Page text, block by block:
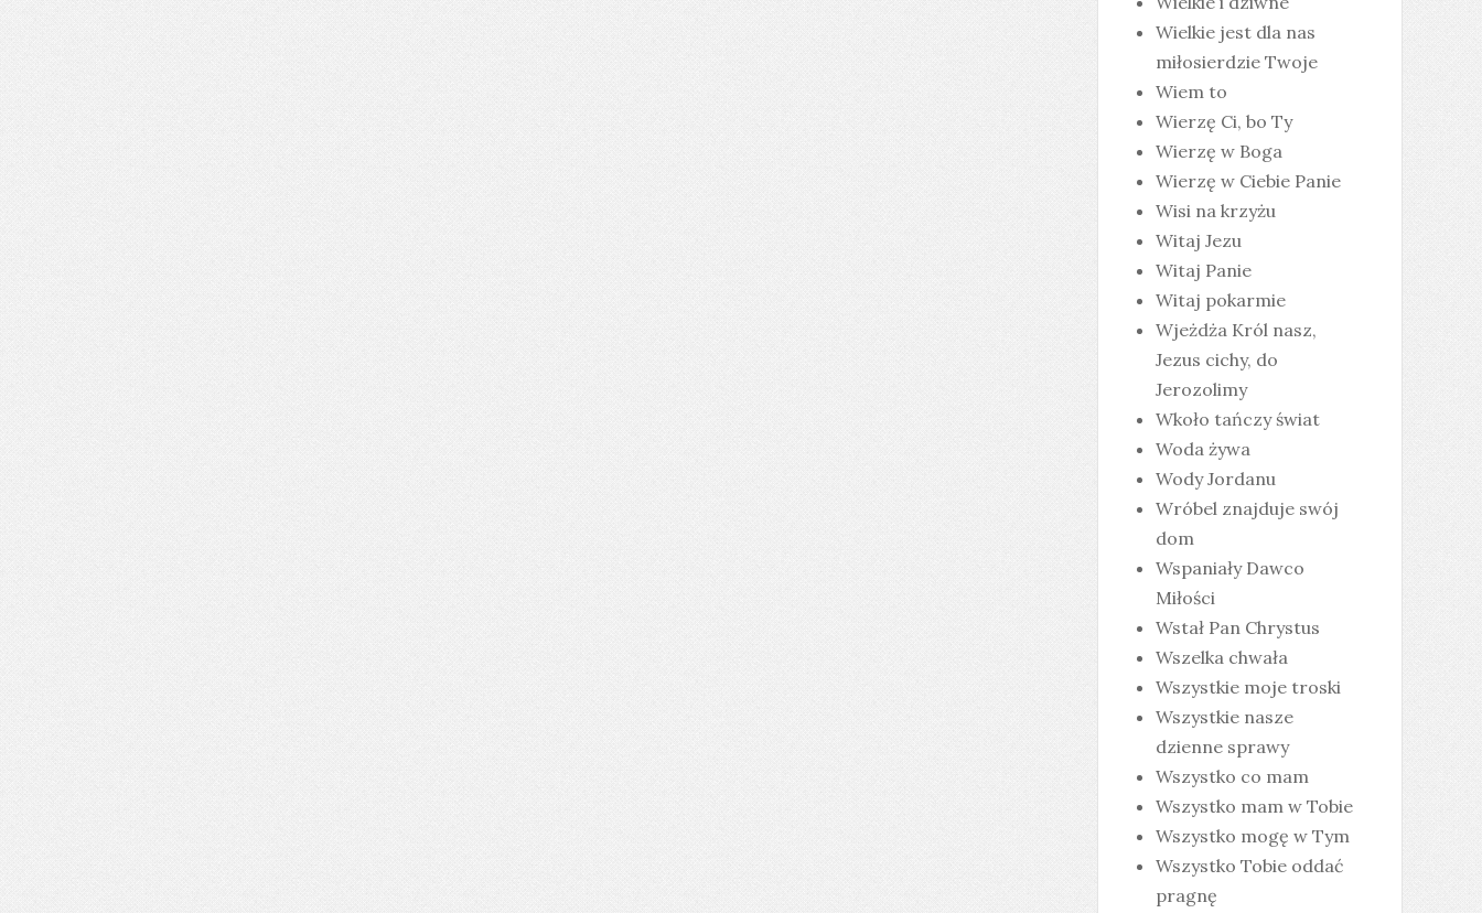
Wielkie jest dla nas
miłosierdzie Twoje
Wiem to
Wierzę Ci, bo Ty
Wierzę w Boga
Wierzę w Ciebie Panie
Wisi na krzyżu
Witaj Jezu
Witaj Panie
Witaj pokarmie
Wjeżdża Król nasz,
Jezus cichy, do
Jerozolimy
Wkoło tańczy świat
Woda żywa
Wody Jordanu
Wróbel znajduje swój
dom
Wspaniały Dawco
Miłości
Wstał Pan Chrystus
Wszelka chwała
Wszystkie moje troski
Wszystkie nasze
dzienne sprawy
Wszystko co mam
Wszystko mam w Tobie
Wszystko mogę w Tym
Wszystko Tobie oddać
pragnę